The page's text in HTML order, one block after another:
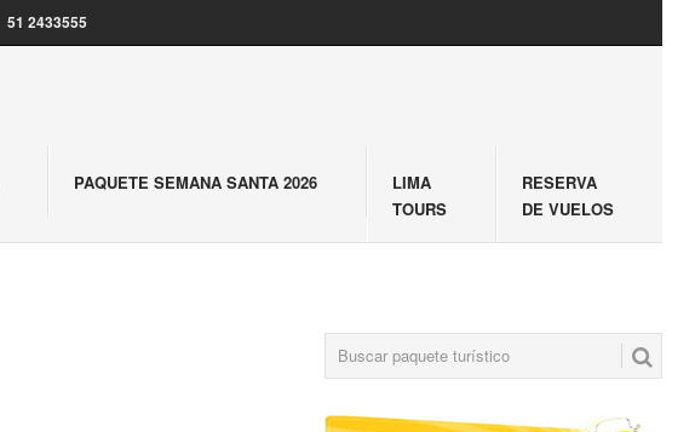
51 2433555
PAQUETE SEMANA SANTA 2026
LIMA
TOURS
RESERVA
DE VUELOS